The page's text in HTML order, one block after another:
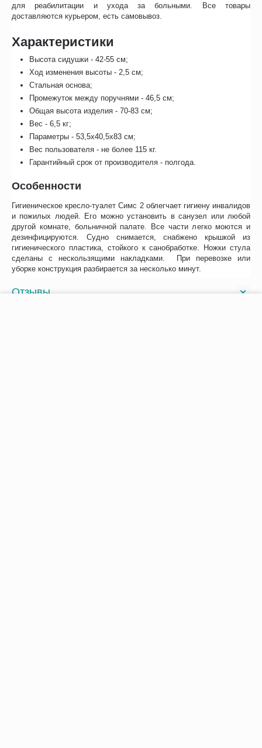
для реабилитации и ухода за больными. Все товары
доставляются курьером, есть самовывоз.
Характеристики
Высота сидушки - 42-55 см;
Ход изменения высоты - 2,5 см;
Стальная основа;
Промежуток между поручнями - 46,5 см;
Общая высота изделия - 70-83 см;
Вес - 6,5 кг;
Параметры - 53,5х40,5х83 см;
Вес пользователя - не более 115 кг.
Гарантийный срок от производителя - полгода.
Особенности
Гигиеническое кресло-туалет Симс 2 облегчает гигиену инвалидов
и пожилых людей. Его можно установить в санузел или любой
другой комнате, больничной палате. Все части легко моются и
дезинфицируются. Судно снимается, снабжено крышкой из
гигиенического пластика, стойкого к санобработке. Ножки стула
сделаны с нескользящими накладками. При перевозке или
уборке конструкция разбирается за несколько минут.
Отзывы